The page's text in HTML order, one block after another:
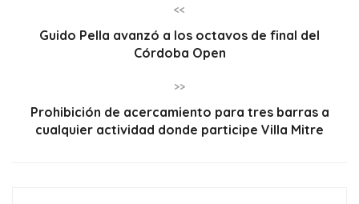
<<
Guido Pella avanzó a los octavos de final del
Córdoba Open
>>
Prohibición de acercamiento para tres barras a
cualquier actividad donde participe Villa Mitre